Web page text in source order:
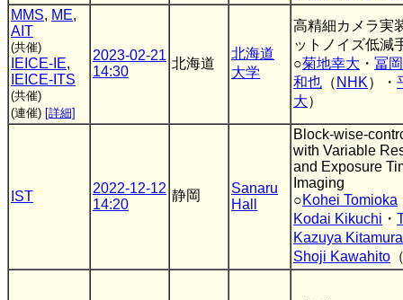
MMS, ME,
AIT
(共催)
IEICE-IE,
IEICE-ITS
(共催)
(連催) [詳細]
2023-02-21
14:30
北海道
北海道
大学
高精細カメラ実
ットノイズ低減
○菊地幸大 ・ 冨
和也 （ NHK）・
大）
IST
2022-12-12
14:20
静岡
Sanaru
Hall
Block-wise-
with Variable
and Exposure
Imaging
○Kohei Tomioka
Kodai Kikuchi ・
Kazuya Kitamura
Shoji Kawahito